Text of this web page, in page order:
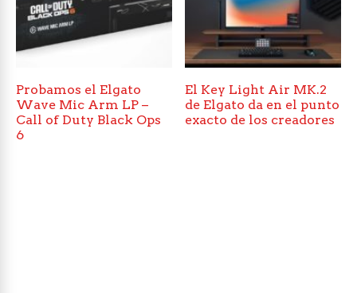
Probamos el Elgato
Wave Mic Arm LP –
Call of Duty Black Ops
6
El Key Light Air MK.2
de Elgato da en el punto
exacto de los creadores